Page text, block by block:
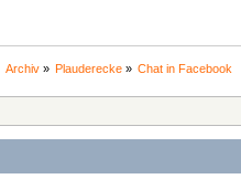
Archiv» Plauderecke» Chat in Facebook